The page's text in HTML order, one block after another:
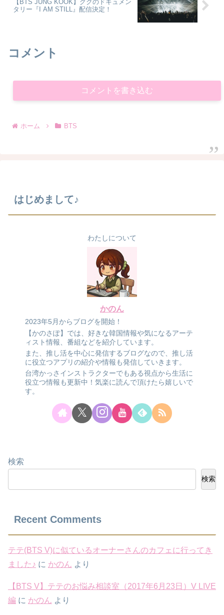
【BTS JUNG KOOK】グクのドキュメン
タリー『I AM STILL』配信決定！
コメント
コメントを書き込む
ホーム BTS
はじめまして♪
わたしについて
かのん
2023年5月からブログを開始！
【かのさぽ】では、好きな韓国情報や気になるアーテ
ィスト情報、番組などを紹介しています。
また、推し活を中心に発信するブログなので、推し活
に役立つアプリの紹介や情報も発信していきます。
台湾かっさインストラクターでもある視点から生活に
役立つ情報も更新中！気楽に読んで頂けたら嬉しいで
す。
検索
検索
Recent Comments
テテ(BTS V)に似ているオーナーさんのカフェに行ってき
ました♪ に かのん より
【BTS V】テテのお悩み相談室（2017年6月23日）V LIVE
編 に かのん より